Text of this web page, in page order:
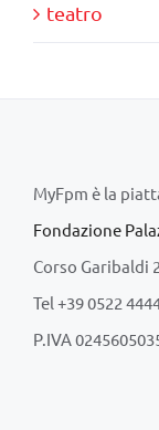
teatro
MyFpm è la
Fondazione
Corso Garibaldi
Tel +39 0522
P.IVA